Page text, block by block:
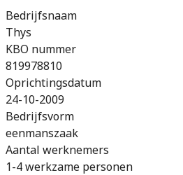
Bedrijfsnaam
Thys
KBO nummer
819978810
Oprichtingsdatum
24-10-2009
Bedrijfsvorm
eenmanszaak
Aantal werknemers
1-4 werkzame personen